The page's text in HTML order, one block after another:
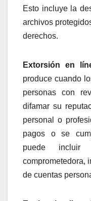
Esto incluye la
archivos
derechos.
Extorsión en
produce cuando
personas con
difamar su
personal o
pagos o se
puede
comprometedora,
de cuentas